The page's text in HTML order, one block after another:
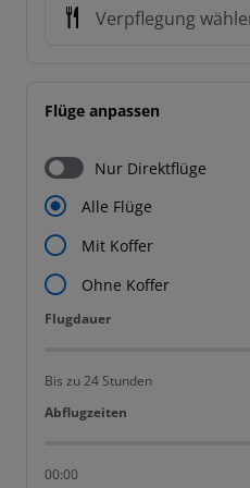
Verpflegung
Flüge anpassen
Nur Direktflüge
Alle Flüge
Mit Koffer
Ohne Koffer
Flugdauer
Flugdauer
Bis zu 24 Stunden
Abflugzeiten
Abflugzeiten
00:00